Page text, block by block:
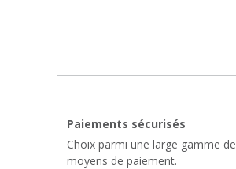
Paiements sécurisés
Choix parmi une large gamme de
moyens de paiement.